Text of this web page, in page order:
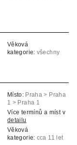
Věková
kategorie: všechny
Místo: Praha > Praha
1 > Praha 1
Více termínů a míst v
detailu
Věková
kategorie: cca 11 let